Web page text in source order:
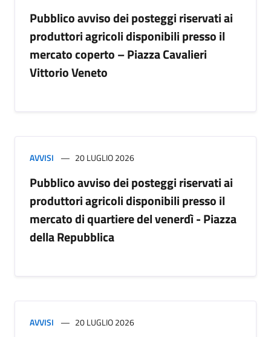
Pubblico avviso dei posteggi riservati ai
produttori agricoli disponibili presso il
mercato coperto – Piazza Cavalieri
Vittorio Veneto
AVVISI 20 LUGLIO 2026
Pubblico avviso dei posteggi riservati ai
produttori agricoli disponibili presso il
mercato di quartiere del venerdì - Piazza
della Repubblica
AVVISI 20 LUGLIO 2026